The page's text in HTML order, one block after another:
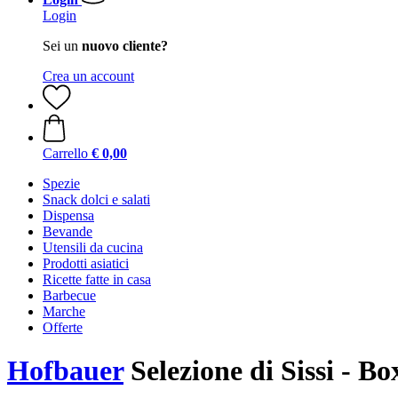
Login
Sei un nuovo cliente?
Crea un account
Carrello € 0,00
Spezie
Snack dolci e salati
Dispensa
Bevande
Utensili da cucina
Prodotti asiatici
Ricette fatte in casa
Barbecue
Marche
Offerte
HofbauerSelezione di Sissi -